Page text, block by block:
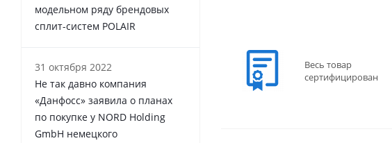
Весь товар
сертифицирован
модельном ряду брендовых
сплит-систем POLAIR
31 октября 2022
Не так давно компания
«Данфосс» заявила о планах
по покупке у NORD Holding
GmbH немецкого